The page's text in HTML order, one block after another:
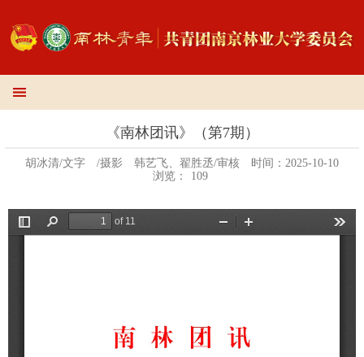
《南林团讯》（第7期）
胡冰清/文字 /摄影 韩艺飞、翟胜丞/审核
时间：2025-10-10
浏览：
109